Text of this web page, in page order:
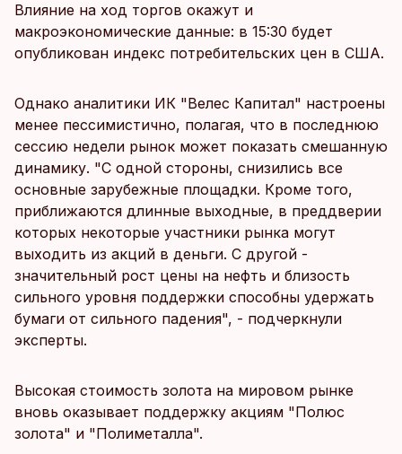
Влияние на ход торгов окажут и
макроэкономические данные: в 15:30 будет
опубликован индекс потребительских цен в США.
Однако аналитики ИК "Велес Капитал" настроены
менее пессимистично, полагая, что в последнюю
сессию недели рынок может показать смешанную
динамику. "С одной стороны, снизились все
основные зарубежные площадки. Кроме того,
приближаются длинные выходные, в преддверии
которых некоторые участники рынка могут
выходить из акций в деньги. С другой -
значительный рост цены на нефть и близость
сильного уровня поддержки способны удержать
бумаги от сильного падения", - подчеркнули
эксперты.
Высокая стоимость золота на мировом рынке
вновь оказывает поддержку акциям "Полюс
золота" и "Полиметалла".